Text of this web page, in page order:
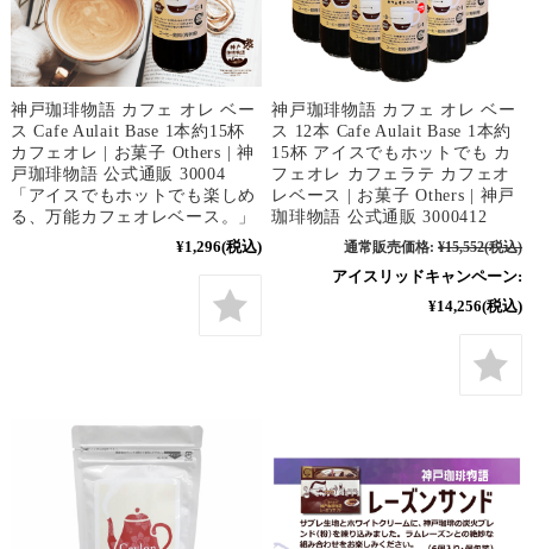
神戸珈琲物語 カフェ オレ ベー
ス Cafe Aulait Base 1本約15杯
カフェオレ | お菓子 Others | 神
戸珈琲物語 公式通販 30004
「アイスでもホットでも楽しめ
る、万能カフェオレベース。」
¥1,296(税込)
神戸珈琲物語 カフェ オレ ベー
ス 12本 Cafe Aulait Base 1本約
15杯 アイスでもホットでも カ
フェオレ カフェラテ カフェオ
レベース | お菓子 Others | 神戸
珈琲物語 公式通販 3000412
通常販売価格: ¥15,552(税込)
アイスリッドキャンペーン:
¥14,256(税込)